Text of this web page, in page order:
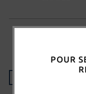
Affichage de
POUR